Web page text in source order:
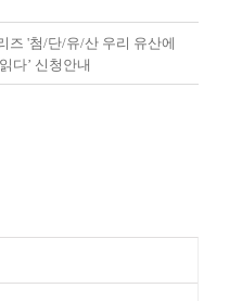
즈 '첨/단/유/산 우리 유산에
다’ 신청안내